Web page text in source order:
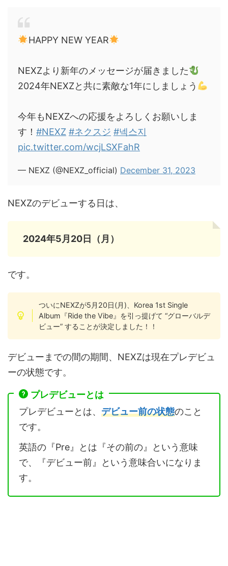
HAPPY NEW YEAR
NEXZより新年のメッセージが届きました
2024年NEXZと共に素敵な1年にしましょう
今年もNEXZへの応援をよろしくお願いしま
す！ #NEXZ #ネクスジ #넥스지
pic.twitter.com/wcjLSXFahR
— NEXZ (@NEXZ_official) December 31, 2023
NEXZのデビューする日は、
2024年5月20日（月）
です。
ついにNEXZが5月20日(月)、Korea 1st Single
Album『Ride the Vibe』を引っ提げて “グローバルデ
ビュー” することが決定しました！！
デビューまでの間の期間、NEXZは現在プレデビュ
ーの状態です。
プレデビューとは
プレデビューとは、 デビュー前の状態のこと
です。
英語の『Pre』とは『その前の』という意味
で、『デビュー前』という意味合いになりま
す。